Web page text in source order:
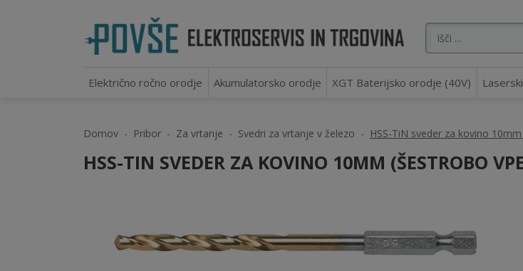
Električno ročno orodje Akumulatorsko orodje XGT Baterijsko orodje (40V)
Domov Pribor Za vrtanje Svedri za vrtanje v železo HSS-TiN sveder za kovino
HSS-TIN SVEDER ZA KOVINO 10MM (ŠESTROBO